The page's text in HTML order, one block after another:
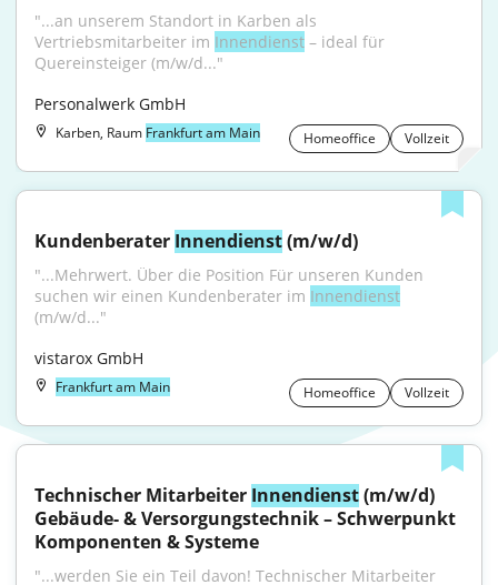
"...an unserem Standort in Karben als
Vertriebsmitarbeiter im Innendienst – ideal für
Quereinsteiger (m/w/d..."
Personalwerk GmbH
Karben, Raum Frankfurt am Main Homeoffice Vollzeit
Kundenberater Innendienst (m/w/d)
"...Mehrwert. Über die Position Für unseren Kunden
suchen wir einen Kundenberater im Innendienst
(m/w/d..."
vistarox GmbH
Frankfurt am Main Homeoffice Vollzeit
Technischer Mitarbeiter Innendienst (m/w/d)
Gebäude- & Versorgungstechnik – Schwerpunkt
Komponenten & Systeme